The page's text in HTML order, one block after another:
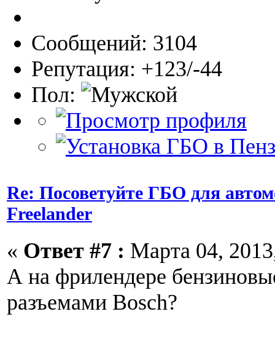
Сообщений: 3104
Репутация: +123/-44
Пол:
Re: Посоветуйте ГБО для
Freelander
« Ответ #7 : Марта 04,
А на фрилендере
разъемами Bosch?